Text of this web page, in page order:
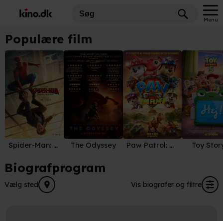
Menu
Populære film
Spider-Man: Brand New Day The Odyssey Paw Patrol: Dino Filmen Toy
Biografprogram
Vælg sted Vis biografer og filtre